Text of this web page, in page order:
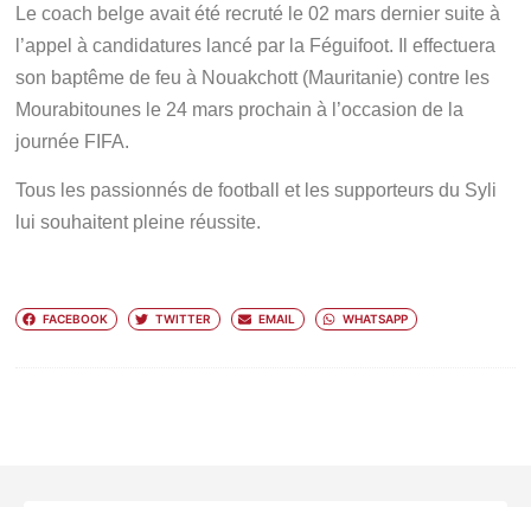
Le coach belge avait été recruté le 02 mars dernier suite à
l’appel à candidatures lancé par la Féguifoot. Il effectuera
son baptême de feu à Nouakchott (Mauritanie) contre les
Mourabitounes le 24 mars prochain à l’occasion de la
journée FIFA.
Tous les passionnés de football et les supporteurs du Syli
lui souhaitent pleine réussite.
FACEBOOK TWITTER EMAIL WHATSAPP